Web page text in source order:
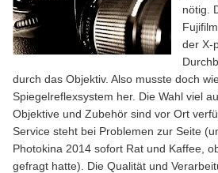
nötig.
der X-
durch das Objektiv. Also musste doch
Spiegelreflexsystem her. Die Wahl viel
Objektive und Zubehör sind vor Ort
Service steht bei Problemen zur Seite
Photokina 2014 sofort Rat und Kaffee,
gefragt hatte). Die Qualität und